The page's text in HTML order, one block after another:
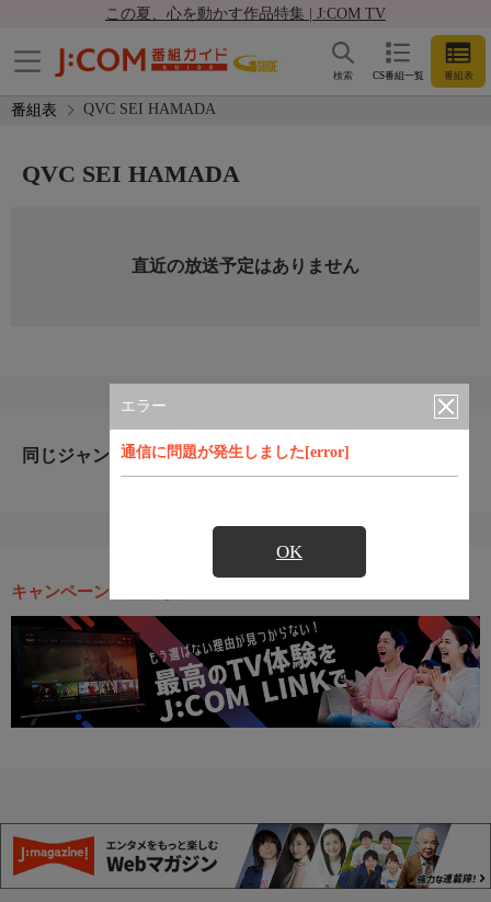
この夏、心を動かす作品特集 | J:COM TV
CS番組一覧 番組表
検索
番組表 QVC SEI HAMADA
エラー
通信に問題が発生しました[error]
OK
QVC SEI HAMADA
直近の放送予定はありません
同じジャンルのおすすめ番組
キャンペーン・お得な情報